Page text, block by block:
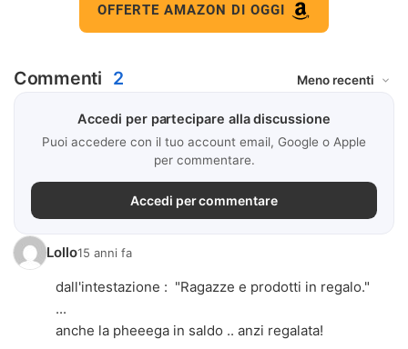
OFFERTE AMAZON DI OGGI
Commenti 2
Accedi per partecipare alla discussione
Puoi accedere con il tuo account email, Google o Apple
per commentare.
Accedi per commentare
Lollo15 anni fa
dall'intestazione : "Ragazze e prodotti in regalo."
...
anche la pheeega in saldo .. anzi regalata!